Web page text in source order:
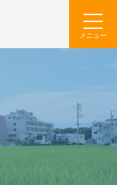
メニュー